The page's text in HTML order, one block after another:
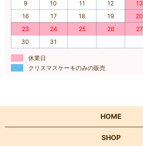
9
10 11 12 13
16
17 18 19 20
23
24 25 26 27
30
31
休業日
クリスマスケーキのみの販売
HOME
SHOP